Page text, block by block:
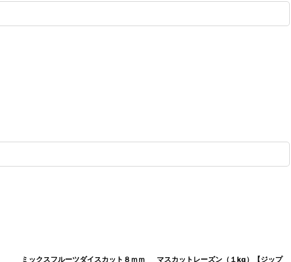
ミックスフルーツダイスカット８ｍｍ
マスカットレーズン（１kg）【ジップ